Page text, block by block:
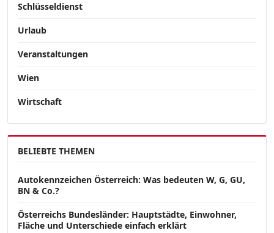
Schlüsseldienst
Urlaub
Veranstaltungen
Wien
Wirtschaft
BELIEBTE THEMEN
Autokennzeichen Österreich: Was bedeuten W, G, GU,
BN & Co.?
Österreichs Bundesländer: Hauptstädte, Einwohner,
Fläche und Unterschiede einfach erklärt